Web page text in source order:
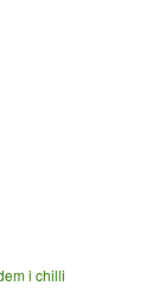
i chilli